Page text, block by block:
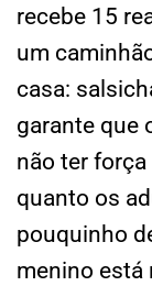
recebe 15
um
casa:
garante que
não ter
quanto os
pouquinho
menino está